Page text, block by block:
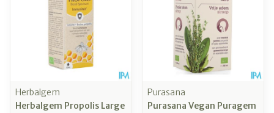
Herbalgem
Herbalgem Propolis Large
Purasana
Purasana Vegan Puragem